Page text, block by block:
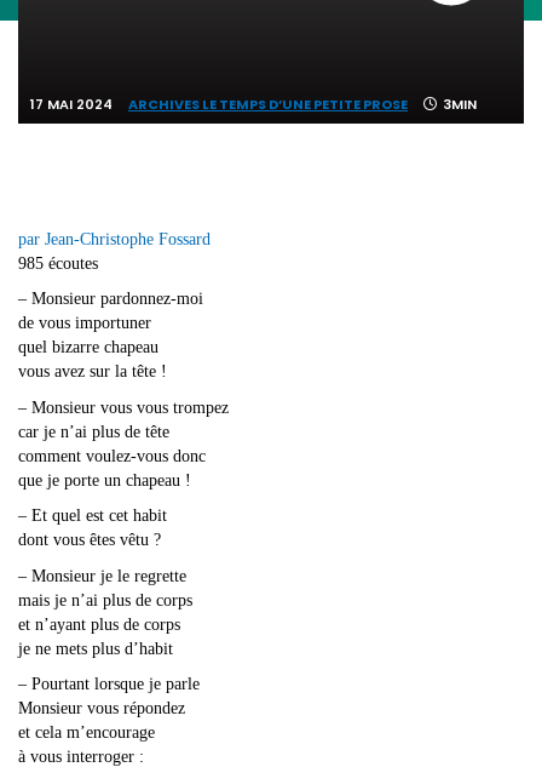
17 MAI 2024 ARCHIVES LE TEMPS D’UNE PETITE PROSE 3MIN
par Jean-Christophe Fossard
985 écoutes
– Monsieur pardonnez-moi
de vous importuner
quel bizarre chapeau
vous avez sur la tête !
– Monsieur vous vous trompez
car je n’ai plus de tête
comment voulez-vous donc
que je porte un chapeau !
– Et quel est cet habit
dont vous êtes vêtu ?
– Monsieur je le regrette
mais je n’ai plus de corps
et n’ayant plus de corps
je ne mets plus d’habit
– Pourtant lorsque je parle
Monsieur vous répondez
et cela m’encourage
à vous interroger :